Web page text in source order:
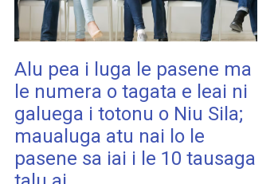
Alu pea i luga le pasene ma
le numera o tagata e leai ni
galuega i totonu o Niu Sila;
maualuga atu nai lo le
pasene sa iai i le 10 tausaga